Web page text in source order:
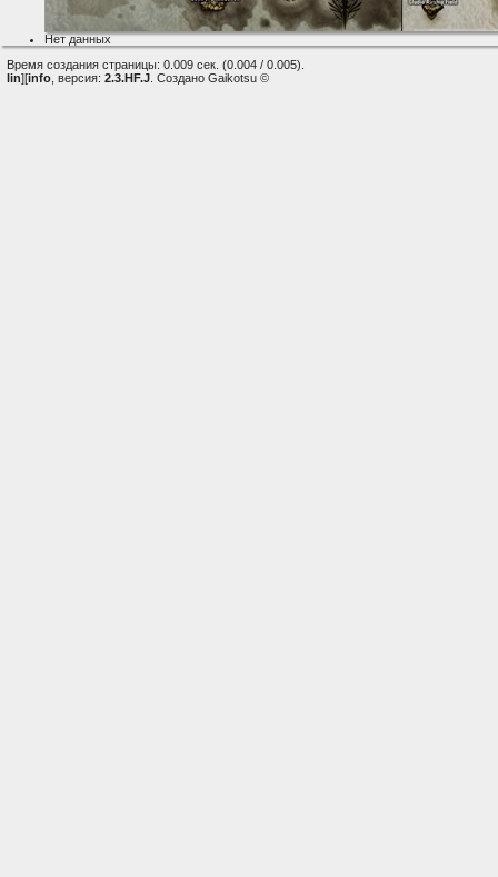
Нет данных
Время создания страницы: 0.009 сек. (0.004 / 0.005).
lin][info , версия: 2.3.HF.J . Создано Gaikotsu ©